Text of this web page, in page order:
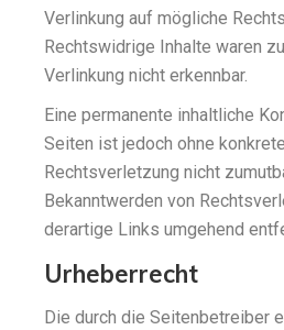
Verlinkung auf mögliche
Rechtswidrige Inhalte waren
Verlinkung nicht erkennbar.
Eine permanente inhaltliche
Seiten ist jedoch ohne
Rechtsverletzung nicht
Bekanntwerden von
derartige Links umgehend
Urheberrecht
Die durch die Seitenbetreiber